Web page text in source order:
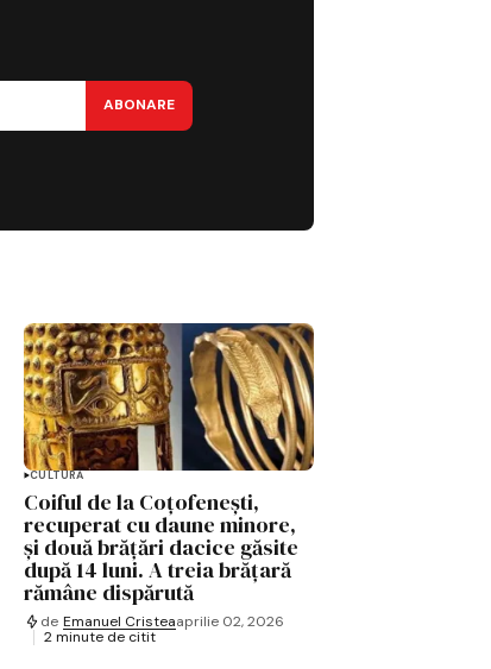
ABONARE
CULTURĂ
Coiful de la Coțofenești,
recuperat cu daune minore,
și două brățări dacice găsite
după 14 luni. A treia brățară
rămâne dispărută
de Emanuel Cristeaaprilie 02, 2026
2 minute de citit